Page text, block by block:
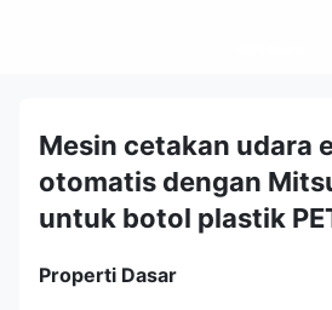
Mesin cetakan udara
otomatis dengan
untuk botol plastik
Properti Dasar